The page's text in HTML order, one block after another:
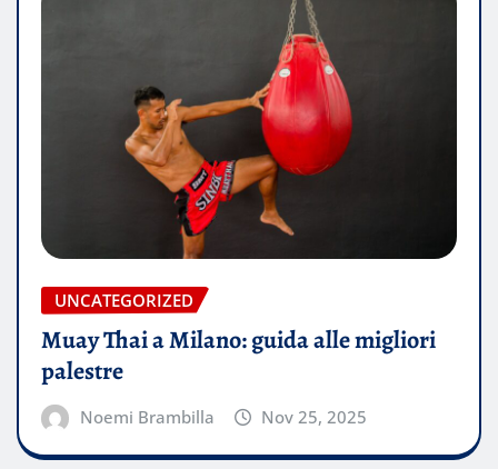
UNCATEGORIZED
Muay Thai a Milano: guida alle migliori
palestre
Noemi Brambilla Nov 25, 2025